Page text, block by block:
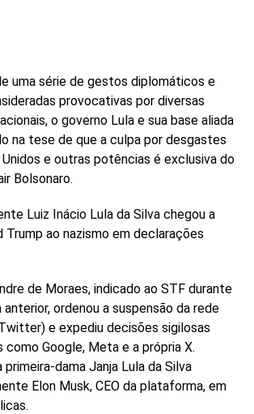
uma série de gestos diplomáticos e
provocativas por diversas
o governo Lula e sua base aliada
na tese de que a culpa por desgastes
e outras potências é exclusiva do
Bolsonaro.
Luiz Inácio Lula da Silva chegou a
Trump ao nazismo em declarações
de Moraes, indicado ao STF durante
ordenou a suspensão da rede
e expediu decisões sigilosas
Google, Meta e a própria X.
dama Janja Lula da Silva
Elon Musk, CEO da plataforma, em